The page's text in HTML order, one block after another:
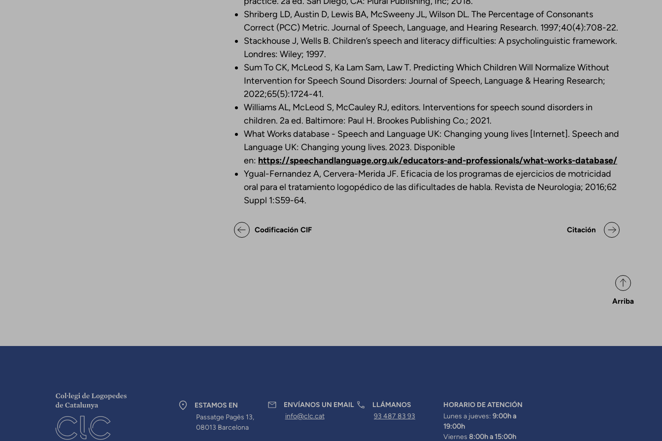
Shriberg LD, Austin D, Lewis BA, McSweeny JL, Wilson DL. The Percentage of Consonants
Correct (PCC) Metric. Journal of Speech, Language, and Hearing Research. 1997;40(4):708-22.
Stackhouse J, Wells B. Children’s speech and literacy difficulties: A psycholinguistic framework.
Londres: Wiley; 1997.
Sum To CK, McLeod S, Ka Lam Sam, Law T. Predicting Which Children Will Normalize Without
Intervention for Speech Sound Disorders: Journal of Speech, Language & Hearing Research;
2022;65(5):1724-41.
Williams AL, McLeod S, McCauley RJ, editors. Interventions for speech sound disorders in
children. 2a ed. Baltimore: Paul H. Brookes Publishing Co.; 2021.
What Works database - Speech and Language UK: Changing young lives [Internet]. Speech and
Language UK: Changing young lives. 2023. Disponible
en: https://speechandlanguage.org.uk/educators-and-professionals/what-works-database/
Ygual-Fernandez A, Cervera-Merida JF. Eficacia de los programas de ejercicios de motricidad
oral para el tratamiento logopédico de las dificultades de habla. Revista de Neurologia; 2016;62
Suppl 1:S59-64.
Enlaces transversales de Book para Declaración de
Codificación CIF
Arriba
Citación
ESTAMOS EN
Passatge Pagès 13,
08013 Barcelona
ENVÍANOS UN EMAIL
info@clc.cat
LLÁMANOS
93 487 83 93
HORARIO DE ATENCIÓN
Lunes a jueves: 9:00h a
19:00h
Viernes 8:00h a 15:00h